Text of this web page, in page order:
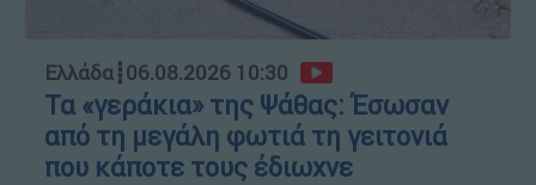
Ελλάδα┋06.08.2026 10:30
Τα «γεράκια» της Ψάθας: Έσωσαν
από τη μεγάλη φωτιά τη γειτονιά
που κάποτε τους έδιωχνε